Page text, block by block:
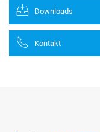
Downloads
Kontakt